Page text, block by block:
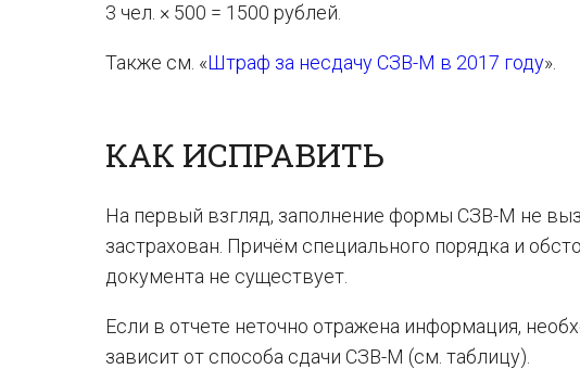
3 чел. × 500 = 1500 рублей.
Также см. «Штраф за несдачу СЗВ-М в 2017 году».
КАК ИСПРАВИТЬ
На первый взгляд, заполнение формы СЗВ-М не
застрахован. Причём специального порядка и
документа не существует.
Если в отчете неточно отражена информация,
зависит от способа сдачи СЗВ-М (см. таблицу).